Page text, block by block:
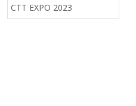
CTT EXPO 2023